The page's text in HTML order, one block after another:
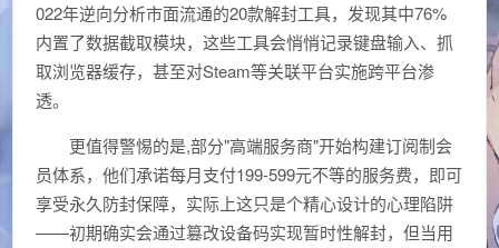
022年逆向分析市面流通的20款解封工具，发现其中76%
内置了数据截取模块，这些工具会悄悄记录键盘输入、抓
取浏览器缓存，甚至对Steam等关联平台实施跨平台渗
透。
更值得警惕的是,部分"高端服务商"开始构建订阅制会
员体系，他们承诺每月支付199-599元不等的服务费，即可
享受永久防封保障，实际上这只是个精心设计的心理陷阱
——初期确实会通过篡改设备码实现暂时性解封，但当用